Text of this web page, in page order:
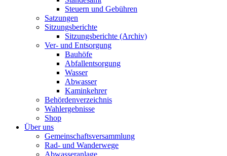
Steuern und Gebühren
Satzungen
Sitzungsberichte
Sitzungsberichte (Archiv)
Ver- und Entsorgung
Bauhöfe
Abfallentsorgung
Wasser
Abwasser
Kaminkehrer
Behördenverzeichnis
Wahlergebnisse
Shop
Über uns
Gemeinschaftsversammlung
Rad- und Wanderwege
Abwasseranlage